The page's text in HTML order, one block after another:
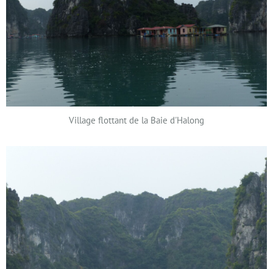
Village flottant de la Baie d'Halong